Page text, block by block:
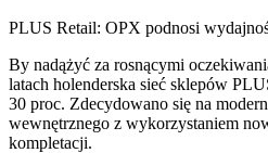
PLUS Retail: OPX podnosi
By nadążyć za rosnącymi
latach holenderska sieć sklepów
30 proc. Zdecydowano się na
wewnętrznego z wykorzystaniem
kompletacji.